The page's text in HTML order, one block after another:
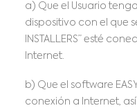
a) Que el Usuario
dispositivo con el que
INSTALLERS” esté
Internet.
b) Que el software
conexión a Internet,